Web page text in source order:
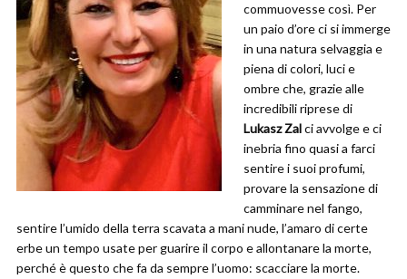
commuovesse così. Per
un paio d’ore ci si immerge
in una natura selvaggia e
piena di colori, luci e
ombre che, grazie alle
incredibili riprese di
Lukasz Zalci avvolge e ci
inebria fino quasi a farci
sentire i suoi profumi,
provare la sensazione di
camminare nel fango,
sentire l’umido della terra scavata a mani nude, l’amaro di certe
erbe un tempo usate per guarire il corpo e allontanare la morte,
perché è questo che fa da sempre l’uomo: scacciare la morte.